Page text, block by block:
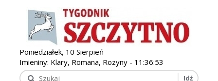
Poniedziałek, 10 Sierpień
Imieniny: Klary, Romana, Rozyny - 11:36:54